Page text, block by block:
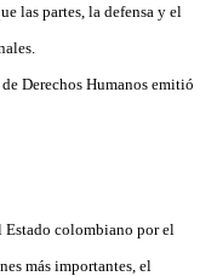
las partes, la defensa y el
Derechos Humanos emitió
Estado colombiano por el
más importantes, el